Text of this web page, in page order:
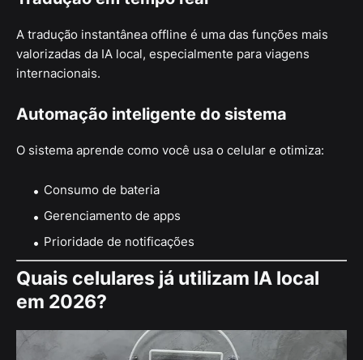
A tradução instantânea offline é uma das funções mais
valorizadas da IA local, especialmente para viagens
internacionais.
Automação inteligente do sistema
O sistema aprende como você usa o celular e otimiza:
Consumo de bateria
Gerenciamento de apps
Prioridade de notificações
Quais celulares já utilizam IA local
em 2026?